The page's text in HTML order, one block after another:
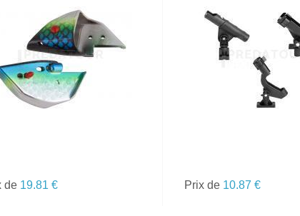
VOIR LE PRODUIT
de 19.81 €
VOIR LE PRODUIT
Prix de 10.87 €
TOUTES LES
CANNES